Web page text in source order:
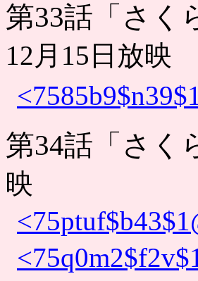
第33話「さく
12月15日放映
第34話「さく
映